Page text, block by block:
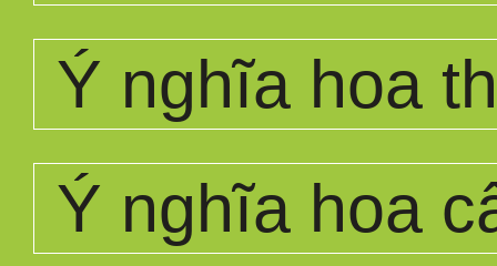
Ý nghĩa hoa
Ý nghĩa hoa